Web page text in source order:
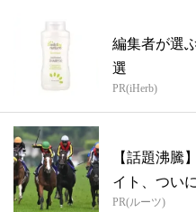
編集者が選
選
PR(iHerb)
【話題沸騰
イト、つい
PR(ルーツ)